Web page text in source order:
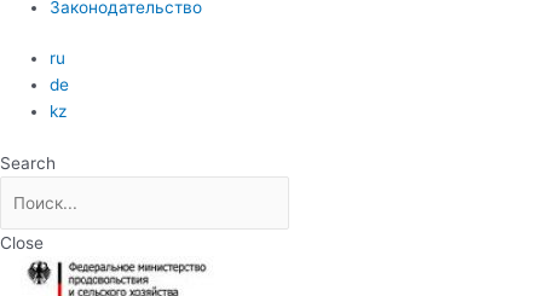
Законодательство
ru
de
kz
Search
Close